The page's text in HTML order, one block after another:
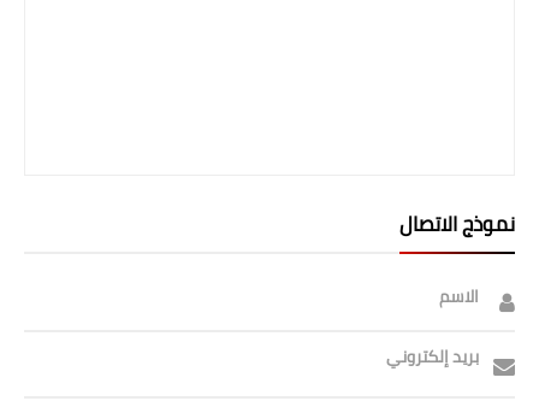
نموذج الاتصال
الاسم
بريد إلكتروني